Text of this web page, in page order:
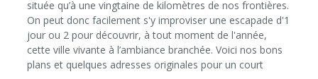
située qu’à une vingtaine de kilomètres de nos frontières.
On peut donc facilement s'y improviser une escapade d'1
jour ou 2 pour découvrir, à tout moment de l'année,
cette ville vivante à l’ambiance branchée. Voici nos bons
plans et quelques adresses originales pour un court